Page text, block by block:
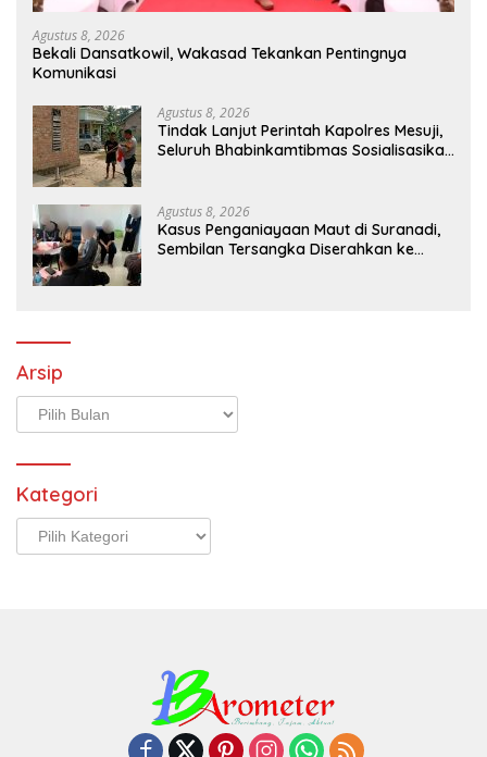
Agustus 8, 2026
Bekali Dansatkowil, Wakasad Tekankan Pentingnya
Komunikasi
Agustus 8, 2026
Tindak Lanjut Perintah Kapolres Mesuji,
Seluruh Bhabinkamtibmas Sosialisasikan
Agustus 8, 2026
Kasus Penganiayaan Maut di Suranadi,
Sembilan Tersangka Diserahkan ke
Arsip
Arsip
Kategori
Kategori